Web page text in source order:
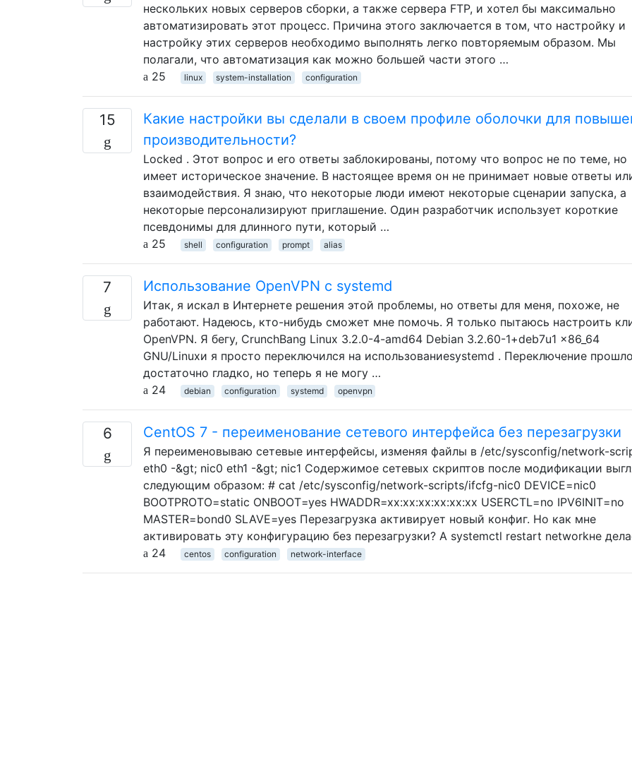
нескольких новых серверов сборки, а также сервера FTP, и хотел бы максимально
автоматизировать этот процесс. Причина этого заключается в том, что настройку и
настройку этих серверов необходимо выполнять легко повторяемым образом. Мы
полагали, что автоматизация как можно большей части этого …
25
linux system-installation configuration
15
Какие настройки вы сделали в своем профиле оболочки для
производительности?
Locked . Этот вопрос и его ответы заблокированы, потому что вопрос не по теме, но
имеет историческое значение. В настоящее время он не принимает новые ответы
взаимодействия. Я знаю, что некоторые люди имеют некоторые сценарии запуска, а
некоторые персонализируют приглашение. Один разработчик использует короткие
псевдонимы для длинного пути, который …
25
shell configuration prompt alias
7 Использование OpenVPN с systemd
Итак, я искал в Интернете решения этой проблемы, но ответы для меня, похоже, не
работают. Надеюсь, кто-нибудь сможет мне помочь. Я только пытаюсь настроить
OpenVPN. Я бегу, CrunchBang Linux 3.2.0-4-amd64 Debian 3.2.60-1+deb7u1 x86_64
GNU/Linuxи я просто переключился на использованиеsystemd . Переключение прошло
достаточно гладко, но теперь я не могу …
24
debian configuration systemd openvpn
6 CentOS 7 - переименование сетевого интерфейса без перезагрузки
Я переименовываю сетевые интерфейсы, изменяя файлы в /etc/sysconfig/network-
eth0 -&gt; nic0 eth1 -&gt; nic1 Содержимое сетевых скриптов после модификации
следующим образом: # cat /etc/sysconfig/network-scripts/ifcfg-nic0 DEVICE=nic0
BOOTPROTO=static ONBOOT=yes HWADDR=xx:xx:xx:xx:xx:xx USERCTL=no IPV6INIT=no
MASTER=bond0 SLAVE=yes Перезагрузка активирует новый конфиг. Но как мне
активировать эту конфигурацию без перезагрузки? А systemctl restart networkне
24
centos configuration network-interface